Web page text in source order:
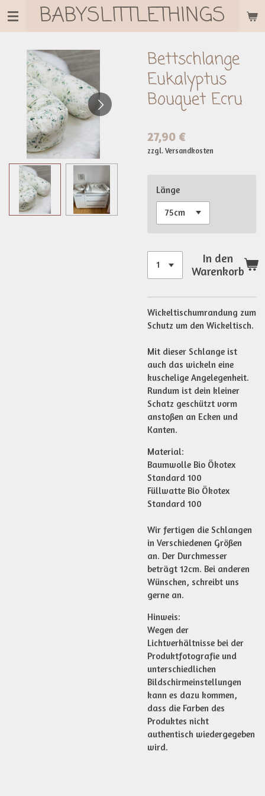
Zum
HauptinhaltBABYSLITTLETHINGS
Bettschlange
Eukalyptus
Bouquet Ecru
27,90 €
zzgl. Versandkosten
Länge
In den
Warenkorb
Wickeltischumrandung zum
Schutz um den Wickeltisch.
Mit dieser Schlange ist
auch das wickeln eine
kuschelige Angelegenheit.
Rundum ist dein kleiner
Schatz geschützt vorm
anstoßen an Ecken und
Kanten.
Material:
Baumwolle Bio Ökotex
Standard 100
Füllwatte Bio Ökotex
Standard 100
Wir fertigen die Schlangen
in Verschiedenen Größen
an. Der Durchmesser
beträgt 12cm. Bei anderen
Wünschen, schreibt uns
gerne an.
Hinweis:
Wegen der
Lichtverhältnisse bei der
Produktfotografie und
unterschiedlichen
Bildschirmeinstellungen
kann es dazu kommen,
dass die Farben des
Produktes nicht
authentisch wiedergegeben
wird.